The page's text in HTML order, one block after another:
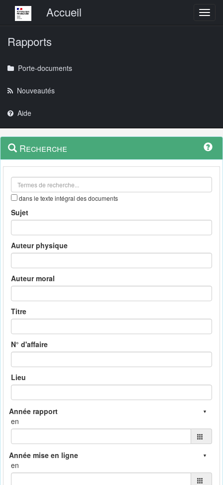
Menu principalAccueil
Rapports
Porte-documents
Nouveautés
Aide
Navigation
outils
Menu
contextuel
Recherche
dans le texte intégral des documents
Sujet
Auteur physique
Auteur moral
Titre
N° d'affaire
Lieu
en
en